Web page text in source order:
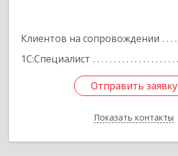
Клиентов на сопровождении
1С:Специалист
Отправить заявку
Показать контакты
Отправить заявку
Назад